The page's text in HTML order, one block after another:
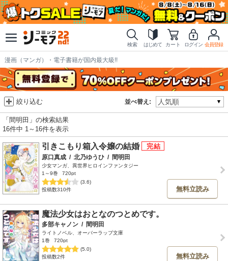
検索 はじめて カート ログイン 会員登録
漫画（マンガ）・電子書籍が国内最大級!!
並べ替え:
絞り込む
「間明田」の検索結果
16件中 1～16件を表示
引きこもり箱入令嬢の結婚
原口真成 / 北乃ゆうひ / 間明田
少女マンガ、異世界ヒロインファンタジー
1～9巻
720pt
(3.6)
投稿数310件
無料立読み
魔法少女はおとなのつとめです。
多部キャノン / 間明田
ライトノベル、オーバーラップ文庫
1巻
720pt
(5.0)
投稿数2件
無料立読み